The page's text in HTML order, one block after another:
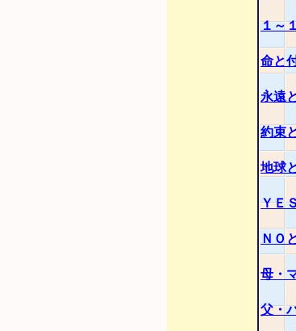
１～
命と
永遠
約束
地球
ＹＥ
ＮＯ
母・
父・